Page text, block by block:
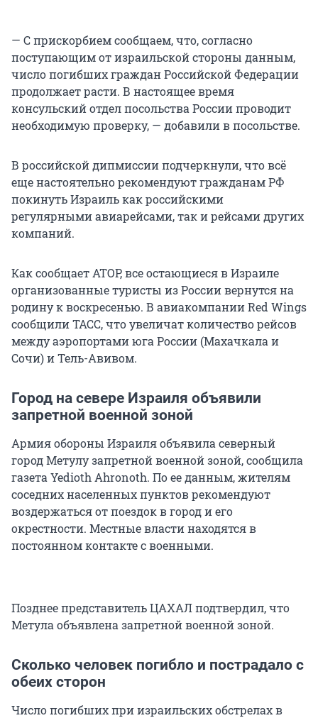
— С прискорбием сообщаем, что, согласно
поступающим от израильской стороны данным,
число погибших граждан Российской Федерации
продолжает расти. В настоящее время
консульский отдел посольства России проводит
необходимую проверку, — добавили в посольстве.
В российской дипмиссии подчеркнули, что всё
еще настоятельно рекомендуют гражданам РФ
покинуть Израиль как российскими
регулярными авиарейсами, так и рейсами других
компаний.
Как сообщает АТОР, все остающиеся в Израиле
организованные туристы из России вернутся на
родину к воскресенью. В авиакомпании Red Wings
сообщили ТАСС, что увеличат количество рейсов
между аэропортами юга России (Махачкала и
Сочи) и Тель-Авивом.
Город на севере Израиля объявили
запретной военной зоной
Армия обороны Израиля объявила северный
город Метулу запретной военной зоной, сообщила
газета Yedioth Ahronoth. По ее данным, жителям
соседних населенных пунктов рекомендуют
воздержаться от поездок в город и его
окрестности. Местные власти находятся в
постоянном контакте с военными.
Позднее представитель ЦАХАЛ подтвердил, что
Метула объявлена запретной военной зоной.
Сколько человек погибло и пострадало с
обеих сторон
Число погибших при израильских обстрелах в